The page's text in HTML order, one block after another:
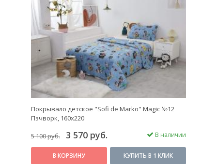
Покрывало детское "Sofi de Marko" Magic №12
Пэчворк, 160х220
5 100 руб. 3 570 руб. В наличии
В КОРЗИНУ КУПИТЬ В 1 КЛИК